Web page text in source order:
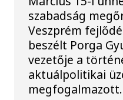
szabadság
Veszprém
beszélt Porga
vezetője a
aktuálpolitikai
megfogalmazott.